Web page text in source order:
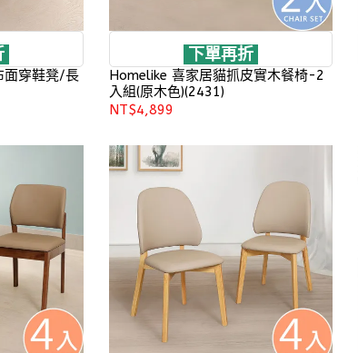
面穿鞋凳/長
下單再折
Homelike 喜家居貓抓皮實木餐椅-2
入組(原木色)(2431)
NT$4,899